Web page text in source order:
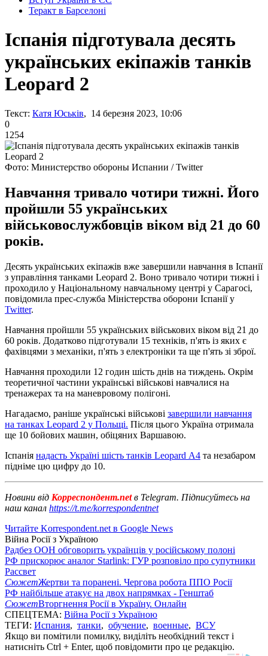
Теракт в Барселоні
Іспанія підготувала десять
українських екіпажів танків
Leopard 2
Текст: Катя Юськів, 14 березня 2023, 10:06
0
1254
Фото: Министерство обороны Испании / Twitter
Навчання тривало чотири тижні. Його
пройшли 55 українських
військовослужбовців віком від 21 до 60
років.
Десять українських екіпажів вже завершили навчання в Іспанії
з управління танками Leopard 2. Воно тривало чотири тижні і
проходило у Національному навчальному центрі у Сарагосі,
повідомила прес-служба Міністерства оборони Іспанії у
Twitter.
Навчання пройшли 55 українських військових віком від 21 до
60 років. Додатково підготували 15 техніків, п'ять із яких є
фахівцями з механіки, п'ять з електроніки та ще п'ять зі зброї.
Навчання проходили 12 годин шість днів на тиждень. Окрім
теоретичної частини українські військові навчалися на
тренажерах та на маневровому полігоні.
Нагадаємо, раніше українські військові завершили навчання
на танках Leopard 2 у Польщі. Після цього Україна отримала
ще 10 бойових машин, обіцяних Варшавою.
Іспанія надасть Україні шість танків Leopard А4 та незабаром
підніме цю цифру до 10.
Новини від Корреспондент.netв Telegram. Підписуйтесь на
наш канал https://t.me/korrespondentnet
Читайте Korrespondent.net в Google News
Війна Росії з Україною
Радбез ООН обговорить українців у російському полоні
РФ прискорює аналог Starlink: ГУР розповіло про супутники
Рассвет
СюжетЖертви та поранені. Чергова робота ППО Росії
РФ найбільше атакує на двох напрямках - Генштаб
СюжетВторгнення Росії в Україну. Онлайн
СПЕЦТЕМА: Війна Росії з Україною
ТЕГИ: Испания, танки, обучение, военные, ВСУ
Якщо ви помітили помилку, виділіть необхідний текст і
натисніть Ctrl + Enter, щоб повідомити про це редакцію.